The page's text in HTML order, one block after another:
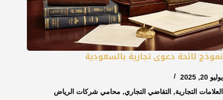
نموذج لائحة دعوى تجارية بالسعودية
يوليو 20, 2025
العلامات التجارية, التقاضي التجاري, محامي شركات الرياض